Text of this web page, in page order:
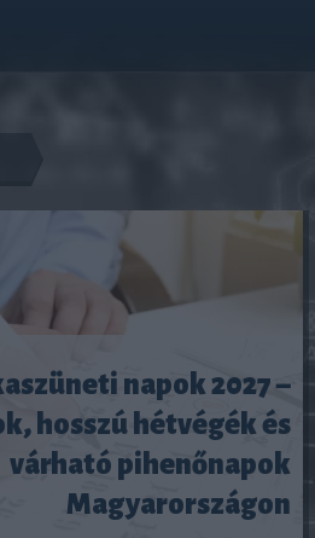
napok 2027 –
hosszú hétvégék és
várható pihenőnapok
Magyarországon